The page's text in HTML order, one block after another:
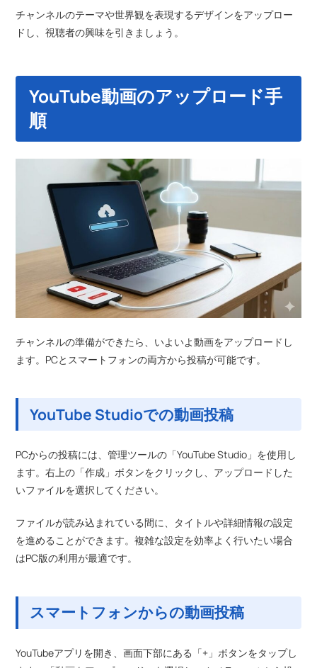
チャンネルのテーマや世界観を表現するデザインをアップロー
ドし、視聴者の興味を引きましょう。
YouTube動画のアップロード手
順
チャンネルの準備ができたら、いよいよ動画をアップロードし
ます。PCとスマートフォンの両方から投稿が可能です。
YouTube Studioでの動画投稿
PCからの投稿には、管理ツールの「YouTube Studio」を使用し
ます。右上の「作成」ボタンをクリックし、アップロードした
いファイルを選択してください。
ファイルが読み込まれている間に、タイトルや詳細情報の設定
を進めることができます。複雑な設定を効率よく行いたい場合
はPC版の利用が最適です。
スマートフォンからの動画投稿
YouTubeアプリを開き、画面下部にある「+」ボタンをタップし